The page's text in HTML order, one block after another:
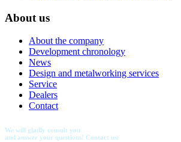
About us
About the company
Development chronology
News
Design and metalworking services
Service
Dealers
Contact
We will gladly consult you
and answer your questions! Contact us: